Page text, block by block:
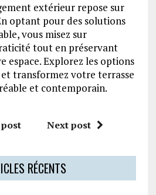
extérieur repose sur
optant pour des solutions
vous misez sur
tout en préservant
espace. Explorez les options
et transformez votre terrasse
et contemporain.
Next post
RÉCENTS